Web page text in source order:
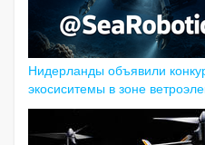
Нидерланды объявили
экосиситемы в зоне